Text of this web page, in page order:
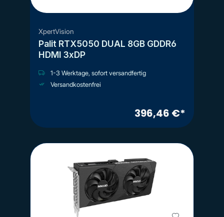
XpertVision
Palit RTX5050 DUAL 8GB GDDR6
HDMI 3xDP
1-3 Werktage, sofort versandfertig
Versandkostenfrei
396,46 €*